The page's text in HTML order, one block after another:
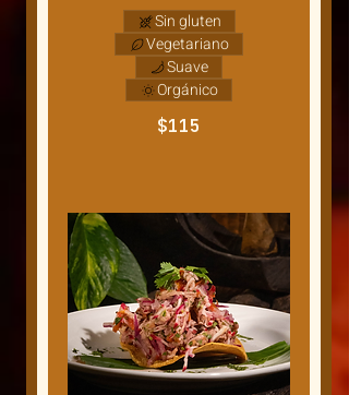
$115
Sin gluten
Vegetariano
Suave
Orgánico